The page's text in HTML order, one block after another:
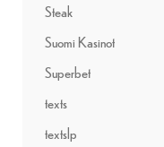
Steak
Suomi Kasinot
Superbet
texts
textslp